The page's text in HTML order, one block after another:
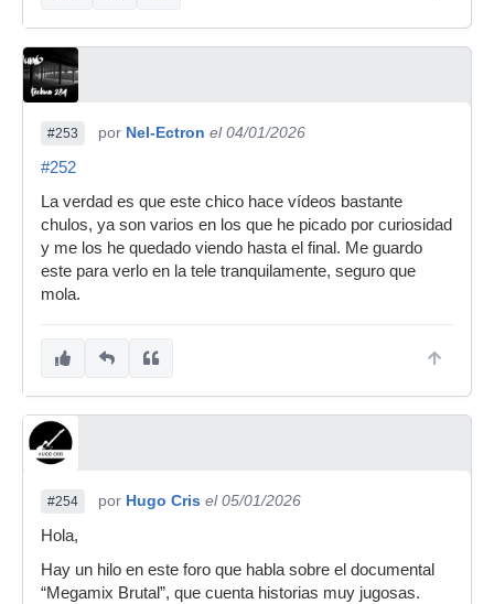
#253 por Nel-Ectron el 04/01/2026
#252
La verdad es que este chico hace vídeos bastante
chulos, ya son varios en los que he picado por curiosidad
y me los he quedado viendo hasta el final. Me guardo
este para verlo en la tele tranquilamente, seguro que
mola.
#254 por Hugo Cris el 05/01/2026
Hola,
Hay un hilo en este foro que habla sobre el documental
“Megamix Brutal”, que cuenta historias muy jugosas.